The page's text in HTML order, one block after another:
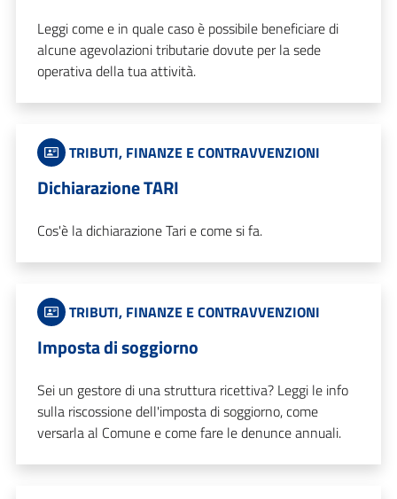
Leggi come e in quale caso è possibile beneficiare di
alcune agevolazioni tributarie dovute per la sede
operativa della tua attività.
TRIBUTI, FINANZE E CONTRAVVENZIONI
Dichiarazione TARI
Cos'è la dichiarazione Tari e come si fa.
TRIBUTI, FINANZE E CONTRAVVENZIONI
Imposta di soggiorno
Sei un gestore di una struttura ricettiva? Leggi le info
sulla riscossione dell'imposta di soggiorno, come
versarla al Comune e come fare le denunce annuali.